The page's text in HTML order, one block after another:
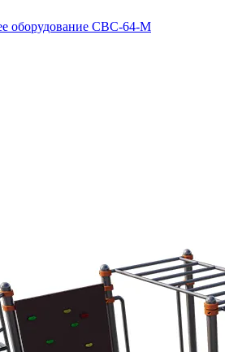
оборудование СВС-64-М